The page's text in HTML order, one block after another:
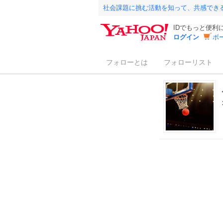
社会課題に挑む活動を知って、共感でき
IDでもっと便利
ログイン
ボ
フォローとは フォローリスト